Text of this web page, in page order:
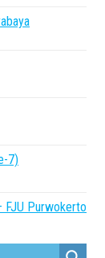
7)
FJU Purwokerto